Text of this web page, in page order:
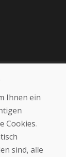
Ihnen ein
Cookies.
sind, alle